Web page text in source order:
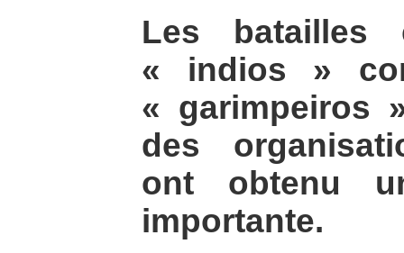
Les batailles
« indios »
« garimpeiros
des
ont obtenu
importante.